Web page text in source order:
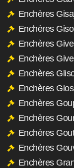
Enchères
Enchères
Enchères
Enchères
Enchères
Enchères
Enchères
Enchères
Enchères
Enchères
Enchères